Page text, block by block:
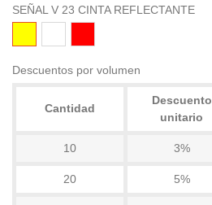
SEÑAL V 23 CINTA REFLECTANTE
Descuentos por volumen
Cantidad
Descuento
unitario
10 3%
20 5%